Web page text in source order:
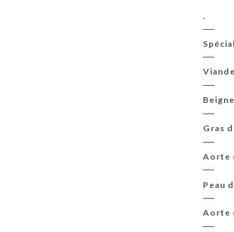
.
Gras
Aorte
Peau
Aorte